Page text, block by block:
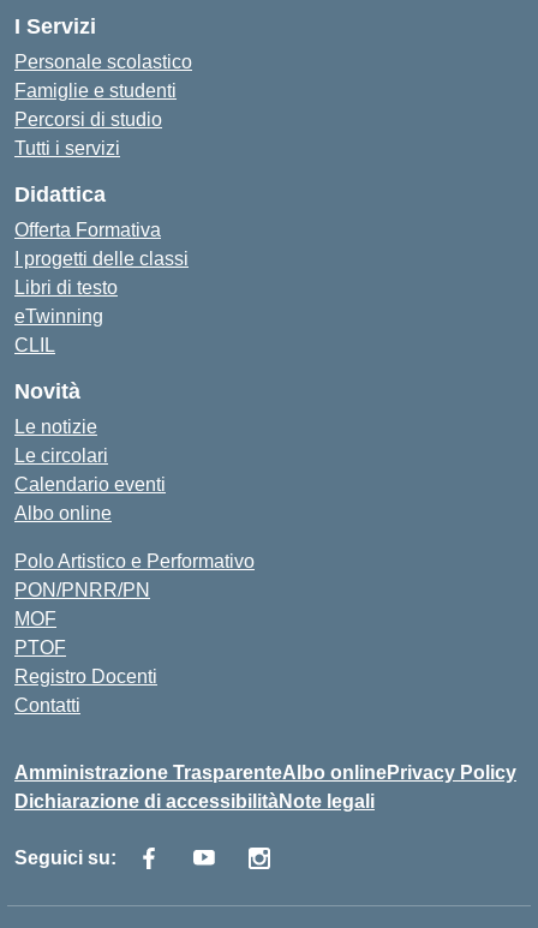
I Servizi
Personale scolastico
Famiglie e studenti
Percorsi di studio
Tutti i servizi
Didattica
Offerta Formativa
I progetti delle classi
Libri di testo
eTwinning
CLIL
Novità
Le notizie
Le circolari
Calendario eventi
Albo online
Polo Artistico e Performativo
PON/PNRR/PN
MOF
PTOF
Registro Docenti
Contatti
Amministrazione TrasparenteAlbo onlinePrivacy Policy
Dichiarazione di accessibilitàNote legali
Seguici su: